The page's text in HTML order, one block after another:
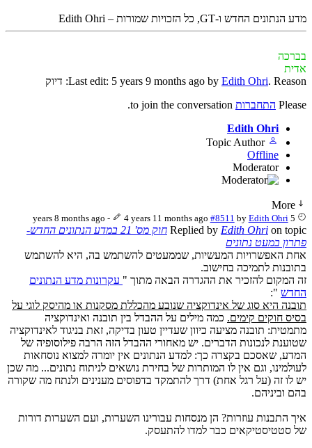
מדע הנתונים החדש ו-GT, כל הזכויות שמורות – Edith Ohri
בברכה
אדית
Last edit: 5 years 9 months ago by Edith Ohri. Reason: דיוק
Please התחברות
Edith Ohri
Topic Author
Offline
Moderator
More
5 years 8 months ago
- 4 years 11 months ago #8511 by Edith Ohri
Replied by Edith Ohri on topic
חוק מס' 21 במדע הנתונים החדש-
פתרון במעט נתונים
אחת האפשרויות המעשיות, שממעטים להשתמש בה, היא להשתמש
בתובנות לתמיכה בחישוב.
זה המקום להזכיר את ההגדרה הבאה מתוך " עקרונות מדע הנתונים
החדש ":
תובנה היא סוג של אינדוקציה שנובע מהכללת מסקנות או מהיסק לוגי על
בסיס חוקים קימים. כמה מילים על ההבדל בין תובנה ואינדוקציה
מתמטית: תובנה מציעה כיוון שעדיין טעון בדיקה, זאת בניגוד לאינדוקציה
שטוענת לנכונות הדברים. יש מאחורי ההבדל הזה הרבה פילוסופיה של
המדע, שאסכם בקצרה כך: למדע הנתונים אין יומרה למצוא נוסחאות
לעולמינו, וגם אין לו המותרות של בחירת נושאים לניתוח נתונים... מה שכן
יש לו זה (על רגל אחת) דרך להתמקד בדפוסים מענינים ולנתח מה שקורה
בהם וביניהם.
איך התבנות עוזרות? הן מנסחות עבורינו השערות, ועם השערות דורות
של סטטיסטיקאים כבר למדו להתעסק.